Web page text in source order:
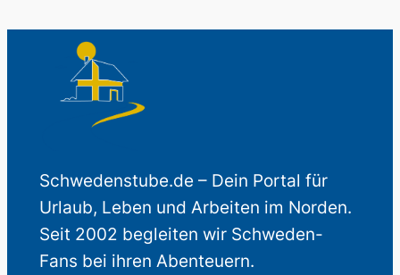
Schwedenstube.de – Dein Portal für
Urlaub, Leben und Arbeiten im Norden.
Seit 2002 begleiten wir Schweden-
Fans bei ihren Abenteuern.